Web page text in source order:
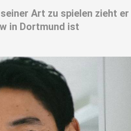
Art zu spielen zieht er
in Dortmund ist